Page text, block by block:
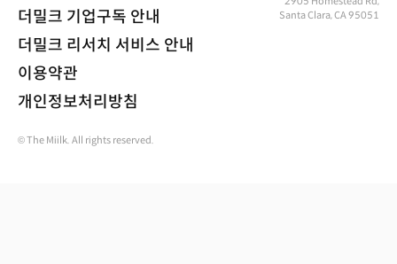
더밀크 기업구독 안내
더밀크 리서치 서비스 안내
이용약관
개인정보처리방침
Santa Clara, CA 95051
© The Miilk. All rights reserved.